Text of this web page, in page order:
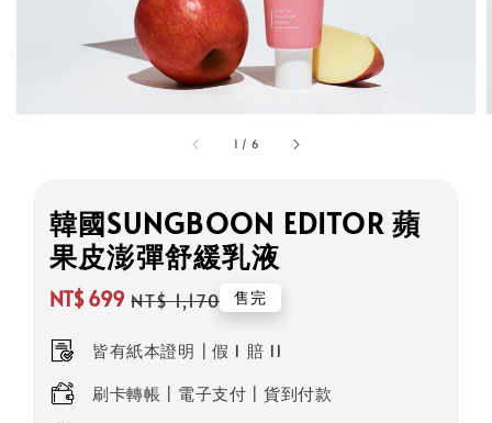
1 / 6
韓國SUNGBOON EDITOR 蘋
果皮澎彈舒緩乳液
price
NT$ 699
price
NT$ 1,170 售完
皆有紙本證明┃假 1 賠 11
刷卡轉帳┃電子支付┃貨到付款